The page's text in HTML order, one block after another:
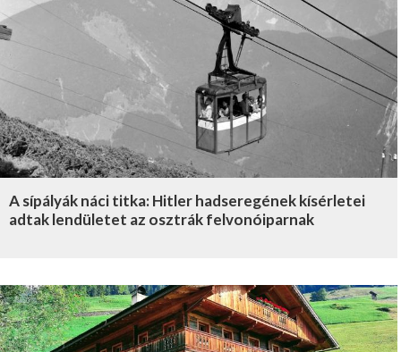
A sípályák náci titka: Hitler hadseregének kísérletei
adtak lendületet az osztrák felvonóiparnak